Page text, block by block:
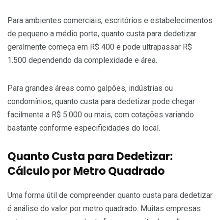
Para ambientes comerciais, escritórios e estabelecimentos
de pequeno a médio porte, quanto custa para dedetizar
geralmente começa em R$ 400 e pode ultrapassar R$
1.500 dependendo da complexidade e área.
Para grandes áreas como galpões, indústrias ou
condomínios, quanto custa para dedetizar pode chegar
facilmente a R$ 5.000 ou mais, com cotações variando
bastante conforme especificidades do local.
Quanto Custa para Dedetizar:
Cálculo por Metro Quadrado
Uma forma útil de compreender quanto custa para dedetizar
é análise do valor por metro quadrado. Muitas empresas